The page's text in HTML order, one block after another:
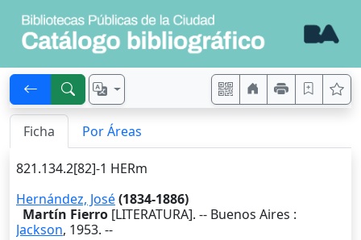
Ficha Por Áreas
821.134.2[82]-1 HERm
Hernández, José(1834-1886)
Martín Fierro [LITERATURA]. -- Buenos Aires :
Jackson, 1953. --